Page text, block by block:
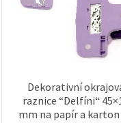
Dekorativní
raznice “Delfíni“
mm na papír a karton